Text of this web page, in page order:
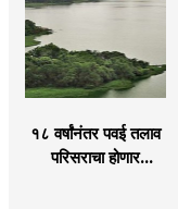
१८ वर्षांनंतर पवई तलाव
परिसराचा होणार